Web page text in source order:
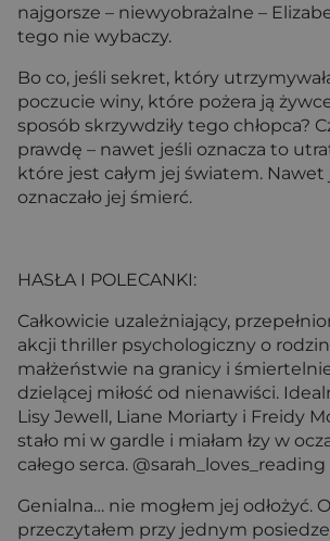
najgorsze – niewyobrażalne –
tego nie wybaczy.
Bo co, jeśli sekret, który
poczucie winy, które pożera ją
sposób skrzywdziły tego chłopca?
prawdę – nawet jeśli oznacza to
które jest całym jej światem. Nawet
oznaczało jej śmierć.
HASŁA I POLECANKI:
Całkowicie uzależniający,
akcji thriller psychologiczny o
małżeństwie na granicy i
dzielącej miłość od nienawiści.
Lisy Jewell, Liane Moriarty i Freidy
stało mi w gardle i miałam łzy w
całego serca. @sarah_loves_reading
Genialna… nie mogłem jej odłożyć.
przeczytałem przy jednym